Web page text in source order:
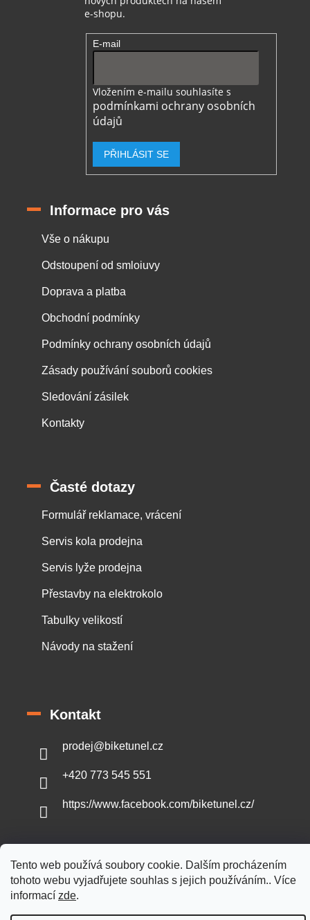
Tento web používá soubory cookie. Dalším procházením
tohoto webu vyjadřujete souhlas s jejich používáním.. Více
informací zde.
e-shopu.
E-mail
Vložením e-mailu souhlasíte s
podmínkami ochrany osobních
údajů
PŘIHLÁSIT SE
Informace pro vás
Vše o nákupu
Odstoupení od smloiuvy
Doprava a platba
Obchodní podmínky
Podmínky ochrany osobních údajů
Zásady používání souborů cookies
Sledování zásilek
Kontakty
Časté dotazy
Formulář reklamace, vrácení
Servis kola prodejna
Servis lyže prodejna
Přestavby na elektrokolo
Tabulky velikostí
Návody na stažení
Kontakt
prodej@biketunel.cz
+420 773 545 551
https://www.facebook.com/biketunel.cz/
Vytvořil Shoptet